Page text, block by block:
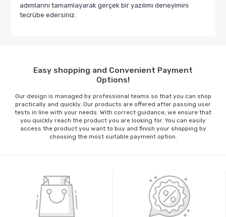
adımlarını tamamlayarak gerçek bir yazılımı deneyimini
tecrübe edersiniz.
Easy shopping and Convenient Payment
Options!
Our design is managed by professional teams so that you can shop
practically and quickly. Our products are offered after passing user
tests in line with your needs. With correct guidance, we ensure that
you quickly reach the product you are looking for. You can easily
access the product you want to buy and finish your shopping by
choosing the most suitable payment option.